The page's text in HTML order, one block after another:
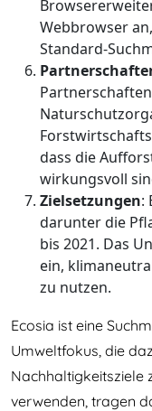
Webbrowser
Standard-
dass die
wirkungsvoll
Zielsetzungen:
darunter die
bis 2021. Das
ein,
zu nutzen.
Ecosia ist eine
Umweltfokus, die
Nachhaltigkeitsziele
verwenden, tragen